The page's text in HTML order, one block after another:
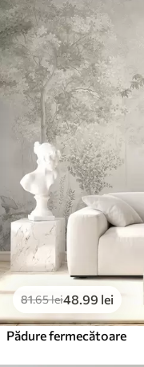
81.65lei48.99 lei
Pădure fermecătoare